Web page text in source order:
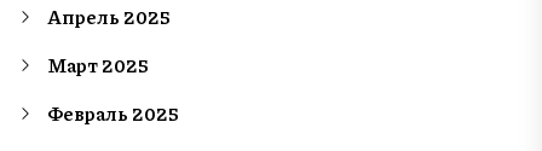
Апрель 2025
Март 2025
Февраль 2025